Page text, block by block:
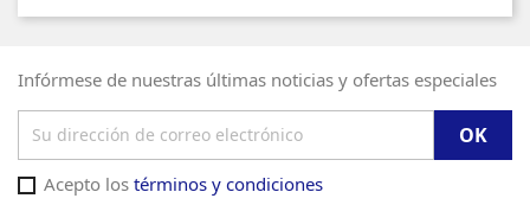
Infórmese de nuestras últimas noticias y ofertas especiales
Acepto los términos y condiciones